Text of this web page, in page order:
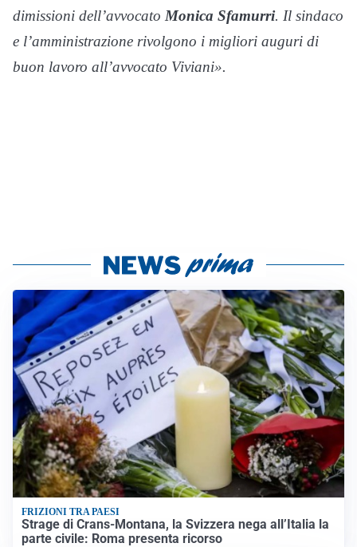
dimissioni dell’avvocato Monica Sfamurri. Il sindaco
e l’amministrazione rivolgono i migliori auguri di
buon lavoro all’avvocato Viviani».
FRIZIONI TRA PAESI
Strage di Crans-Montana, la Svizzera nega all’Italia la
parte civile: Roma presenta ricorso